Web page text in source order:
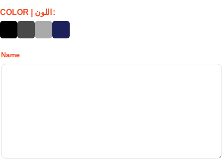
COLOR | اللون
Name